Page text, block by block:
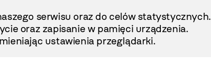
serwisu oraz do celów statystycznych.
oraz zapisanie w pamięci urządzenia.
ustawienia przeglądarki.